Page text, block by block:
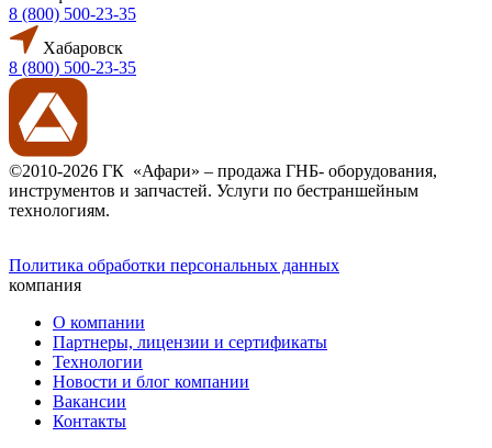
8 (800) 500-23-35
Хабаровск
8 (800) 500-23-35
©2010-2026 ГК «Афари» – продажа ГНБ- оборудования,
инструментов и запчастей. Услуги по бестраншейным
технологиям.
Политика обработки персональных данных
компания
О компании
Партнеры, лицензии и сертификаты
Технологии
Новости и блог компании
Вакансии
Контакты